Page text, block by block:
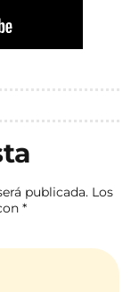
publicada. Los
*